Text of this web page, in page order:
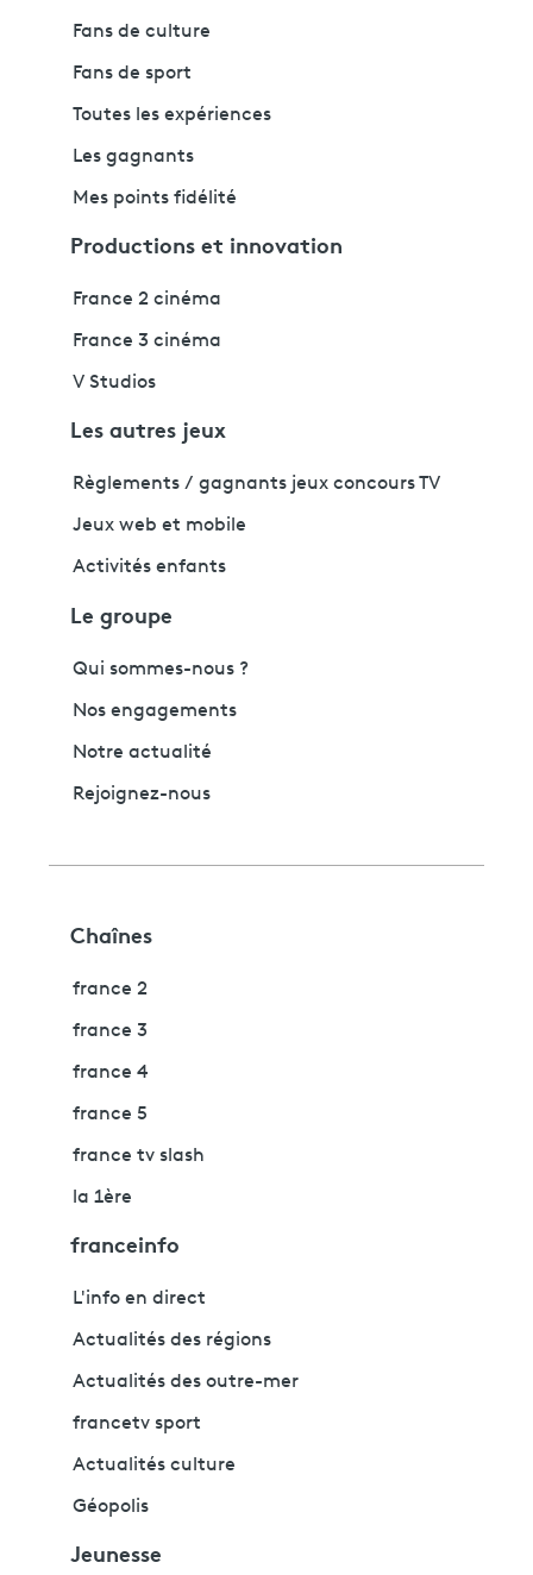
Fans de culture
Fans de sport
Toutes les expériences
Les gagnants
Mes points fidélité
Productions et innovation
France 2 cinéma
France 3 cinéma
V Studios
Les autres jeux
Règlements / gagnants jeux concours TV
Jeux web et mobile
Activités enfants
Le groupe
Qui sommes-nous ?
Nos engagements
Notre actualité
Rejoignez-nous
Chaînes
france 2
france 3
france 4
france 5
france tv slash
la 1ère
franceinfo
L'info en direct
Actualités des régions
Actualités des outre-mer
francetv sport
Actualités culture
Géopolis
Jeunesse